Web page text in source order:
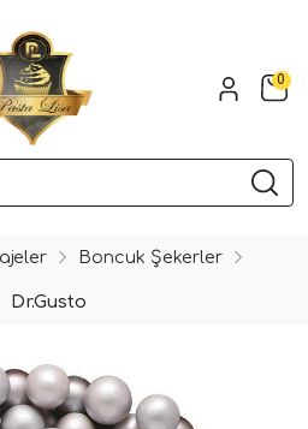
0
Boncuk Şekerler
Dr.Gusto